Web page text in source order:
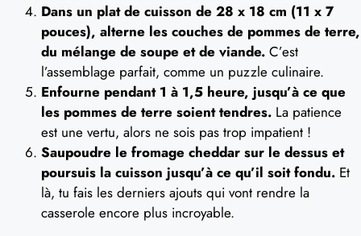
Dans un plat de cuisson de 28 x 18 cm (11 x 7
pouces), alterne les couches de pommes de terre,
du mélange de soupe et de viande. C’est
l’assemblage parfait, comme un puzzle culinaire.
Enfourne pendant 1 à 1,5 heure, jusqu’à ce que
les pommes de terre soient tendres. La patience
est une vertu, alors ne sois pas trop impatient !
Saupoudre le fromage cheddar sur le dessus et
poursuis la cuisson jusqu’à ce qu’il soit fondu. Et
là, tu fais les derniers ajouts qui vont rendre la
casserole encore plus incroyable.